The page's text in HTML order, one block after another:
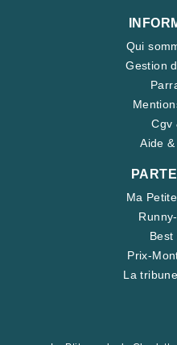
Qui
Gestion
Cgv
Aide
Ma
Best
Prix-
La